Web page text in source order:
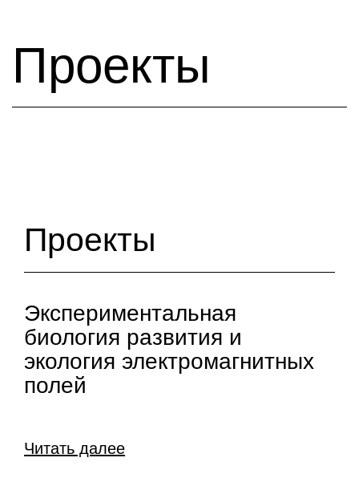
Проекты
Проекты
Экспериментальная
биология развития и
экология электромагнитных
полей
Читать далее